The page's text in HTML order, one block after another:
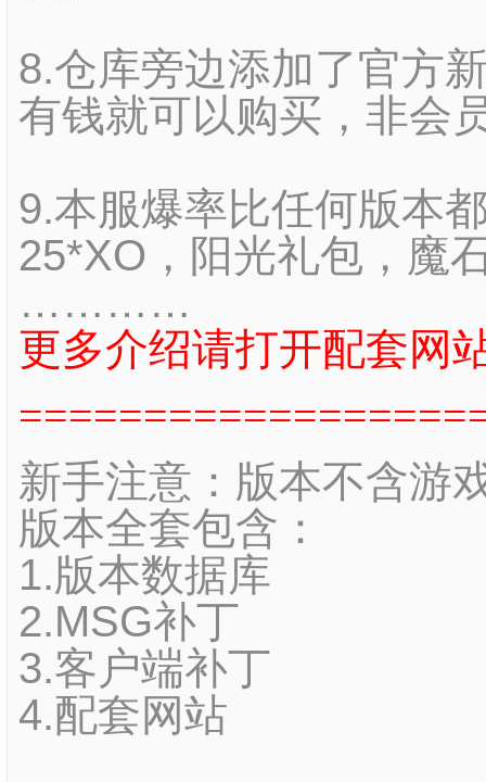
8.仓库旁边添加了官方
有钱就可以购买，非会
9.本服爆率比任何版本
25*XO，阳光礼包，魔
…………
更多介绍请打开配套
新手注意：版本不含游
版本全套包含：
1.版本数据库
2.MSG补丁
3.客户端补丁
4.配套网站